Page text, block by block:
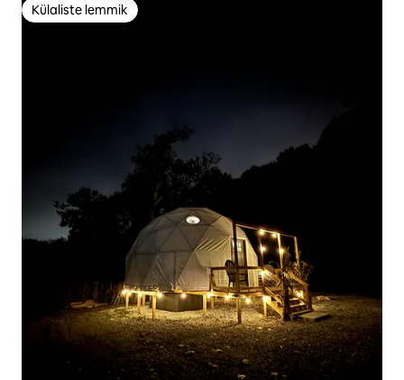
Külaliste lemmik
Külaliste lemmik